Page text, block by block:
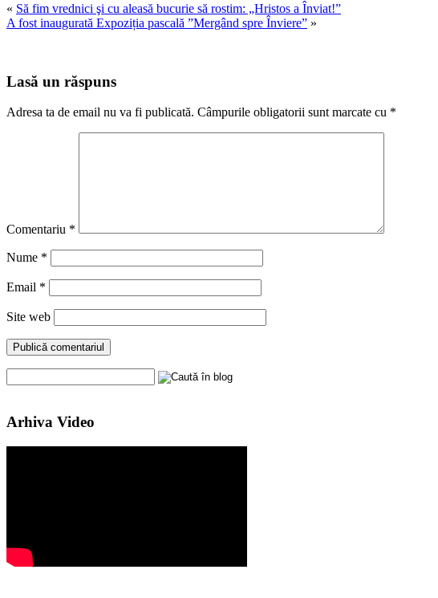
« Să fim vrednici şi cu aleasă bucurie să rostim: „Hristos a Înviat!”
A fost inaugurată Expoziția pascală ”Mergând spre Înviere” »
Lasă un răspuns
Adresa ta de email nu va fi publicată. Câmpurile obligatorii sunt marcate cu *
Comentariu *
Nume *
Email *
Site web
Arhiva Video